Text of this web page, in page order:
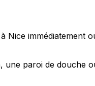
Nice immédiatement
paroi de douche